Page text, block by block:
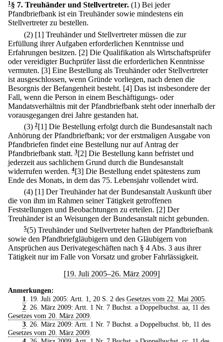
1§ 7. Treuhänder und Stellvertreter. (1) Bei jeder
Pfandbriefbank ist ein Treuhänder sowie mindestens ein
Stellvertreter zu bestellen.
(2) [1] Treuhänder und Stellvertreter müssen die zur
Erfüllung ihrer Aufgaben erforderlichen Kenntnisse und
Erfahrungen besitzen. [2] Die Qualifikation als Wirtschaftsprüfer
oder vereidigter Buchprüfer lässt die erforderlichen Kenntnisse
vermuten. [3] Eine Bestellung als Treuhänder oder Stellvertreter
ist ausgeschlossen, wenn Gründe vorliegen, nach denen die
Besorgnis der Befangenheit besteht. [4] Das ist insbesondere der
Fall, wenn die Person in einem Beschäftigungs- oder
Mandatsverhältnis mit der Pfandbriefbank steht oder innerhalb der
vorausgegangen drei Jahre gestanden hat.
(3) 2[1] Die Bestellung erfolgt durch die Bundesanstalt nach
Anhörung der Pfandbriefbank; vor der erstmaligen Ausgabe von
Pfandbriefen findet eine Bestellung nur auf Antrag der
Pfandbriefbank statt. 3[2] Die Bestellung kann befristet und
jederzeit aus sachlichem Grund durch die Bundesanstalt
widerrufen werden. 4[3] Die Bestellung endet spätestens zum
Ende des Monats, in dem das 75. Lebensjahr vollendet wird.
(4) [1] Der Treuhänder hat der Bundesanstalt Auskunft über
die von ihm im Rahmen seiner Tätigkeit getroffenen
Feststellungen und Beobachtungen zu erteilen. [2] Der
Treuhänder ist an Weisungen der Bundesanstalt nicht gebunden.
5(5) Treuhänder und Stellvertreter haften der Pfandbriefbank
sowie den Pfandbriefgläubigern und den Gläubigern von
Ansprüchen aus Derivategeschäften nach § 4 Abs. 3 aus ihrer
Tätigkeit nur im Falle von Vorsatz und grober Fahrlässigkeit.
[19. Juli 2005–26. März 2009]
Anmerkungen:
1. 19. Juli 2005: Artt. 1, 20 S. 2 des Gesetzes vom 22. Mai 2005.
2. 26. März 2009: Artt. 1 Nr. 7 Buchst. a Doppelbuchst. aa, 11 des
Gesetzes vom 20. März 2009.
3. 26. März 2009: Artt. 1 Nr. 7 Buchst. a Doppelbuchst. bb, 11 des
Gesetzes vom 20. März 2009.